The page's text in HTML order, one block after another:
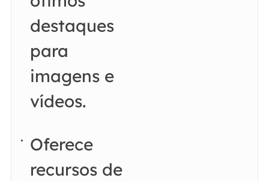
destaques
para
imagens e
vídeos.
Oferece
recursos de